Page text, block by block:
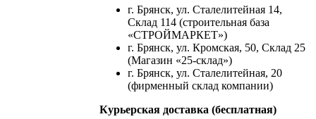
г. Брянск, ул. Сталелитейная 14,
Склад 114 (строительная база
«СТРОЙМАРКЕТ»)
г. Брянск, ул. Кромская, 50, Склад 25
(Магазин «25-склад»)
г. Брянск, ул. Сталелитейная, 20
(фирменный склад компании)
Курьерская доставка (бесплатная)